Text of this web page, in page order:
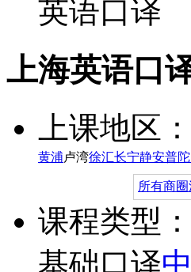
英语口译
上海英语口
上课地区：
黄浦卢湾徐汇长宁静安普陀
所有商圈
课程类型：
基础口译